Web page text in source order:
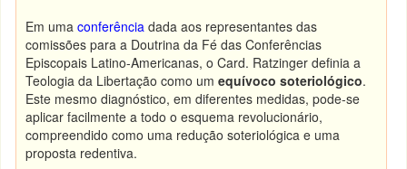
Em umaconferência dada aos representantes das
comissões para a Doutrina da Fé das Conferências
Episcopais Latino-Americanas, o Card. Ratzinger definia a
Teologia da Libertação como umequívoco soteriológico.
Este mesmo diagnóstico, em diferentes medidas, pode-se
aplicar facilmente a todo o esquema revolucionário,
compreendido como uma redução soteriológica e uma
proposta redentiva.